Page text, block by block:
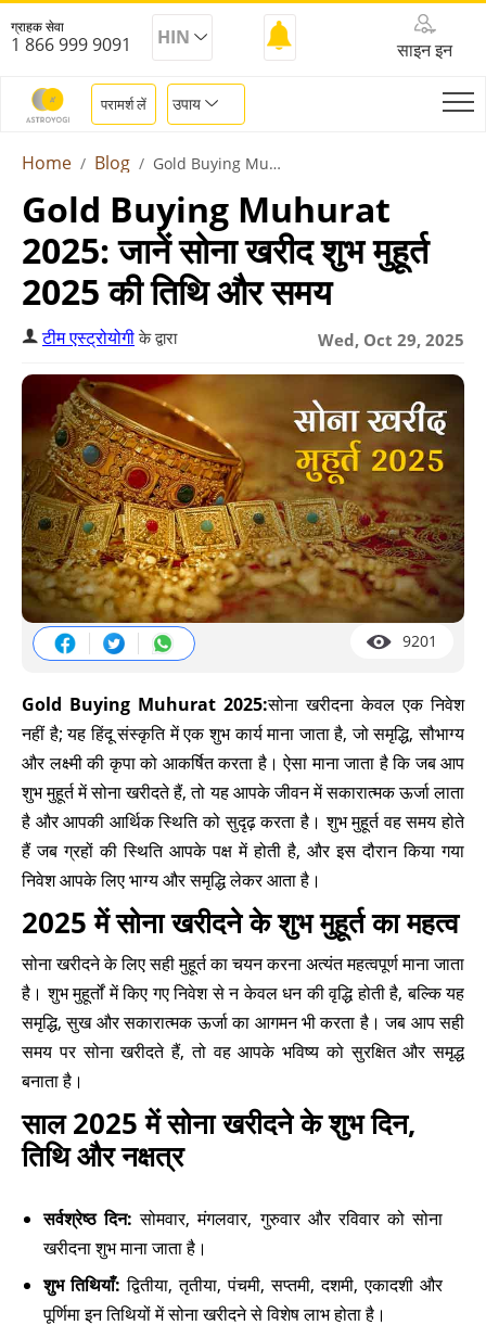
ग्राहक सेवा
1 866 999 9091 HIN
साइन इन
परामर्श लें उपाय
Home Blog Gold Buying Muhurat 2025
Gold Buying Muhurat
2025: जानें सोना खरीद शुभ मुहूर्त
2025 की तिथि और समय
Wed, Oct 29, 2025
टीम एस्ट्रोयोगीके द्वारा
9201
Gold Buying Muhurat 2025:सोना खरीदना केवल एक निवेश
नहीं है; यह हिंदू संस्कृति में एक शुभ कार्य माना जाता है, जो समृद्धि, सौभाग्य
और लक्ष्मी की कृपा को आकर्षित करता है। ऐसा माना जाता है कि जब आप
शुभ मुहूर्त में सोना खरीदते हैं, तो यह आपके जीवन में सकारात्मक ऊर्जा लाता
है और आपकी आर्थिक स्थिति को सुदृढ़ करता है। शुभ मुहूर्त वह समय होते
हैं जब ग्रहों की स्थिति आपके पक्ष में होती है, और इस दौरान किया गया
निवेश आपके लिए भाग्य और समृद्धि लेकर आता है।
2025 में सोना खरीदने के शुभ मुहूर्त का महत्व
सोना खरीदने के लिए सही मुहूर्त का चयन करना अत्यंत महत्वपूर्ण माना जाता
है। शुभ मुहूर्तों में किए गए निवेश से न केवल धन की वृद्धि होती है, बल्कि यह
समृद्धि, सुख और सकारात्मक ऊर्जा का आगमन भी करता है। जब आप सही
समय पर सोना खरीदते हैं, तो वह आपके भविष्य को सुरक्षित और समृद्ध
बनाता है।
साल 2025 में सोना खरीदने के शुभ दिन,
तिथि और नक्षत्र
सर्वश्रेष्ठ दिन: सोमवार, मंगलवार, गुरुवार और रविवार को सोना
खरीदना शुभ माना जाता है।
शुभ तिथियाँ: द्वितीया, तृतीया, पंचमी, सप्तमी, दशमी, एकादशी और
पूर्णिमा इन तिथियों में सोना खरीदने से विशेष लाभ होता है।